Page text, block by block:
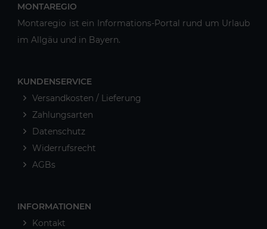
MONTAREGIO
Montaregio ist ein Informations-Portal rund um Urlaub
im Allgäu und in Bayern.
KUNDENSERVICE
Versandkosten / Lieferung
Zahlungsarten
Datenschutz
Widerrufsrecht
AGBs
INFORMATIONEN
Kontakt